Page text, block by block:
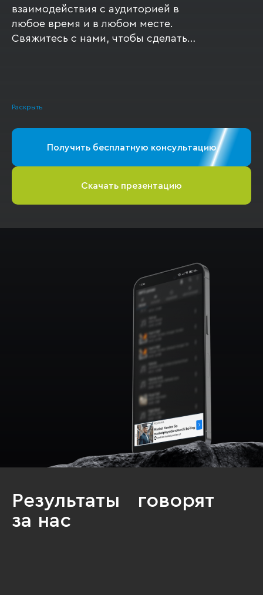
взаимодействия с аудиторией в
любое время и в любом месте.
Свяжитесь с нами, чтобы сделать
Раскрыть
Получить бесплатную консультацию
Скачать презентацию
Результаты говорят
за нас